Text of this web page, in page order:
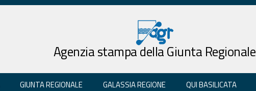
Agenzia stampa della Giunta Regionale
GIUNTA REGIONALE GALASSIA REGIONE QUI BASILICATA